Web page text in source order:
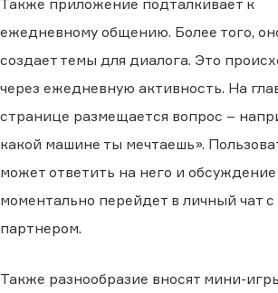
Также приложение подталкивает к
ежедневному общению. Более того,
создает темы для диалога. Это
через ежедневную активность. На
странице размещается вопрос –
какой машине ты мечтаешь».
может ответить на него и обсуждение
моментально перейдет в личный чат с
партнером.
Также разнообразие вносят мини-